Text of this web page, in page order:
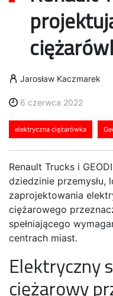
Jarosław Kaczmarek
6 czerwca 2022
elektryczna ciężarówka
Renault Trucks i
dziedzinie
zaprojektowania
ciężarowego
spełniającego
centrach miast.
Elektryczny
ciężarowy